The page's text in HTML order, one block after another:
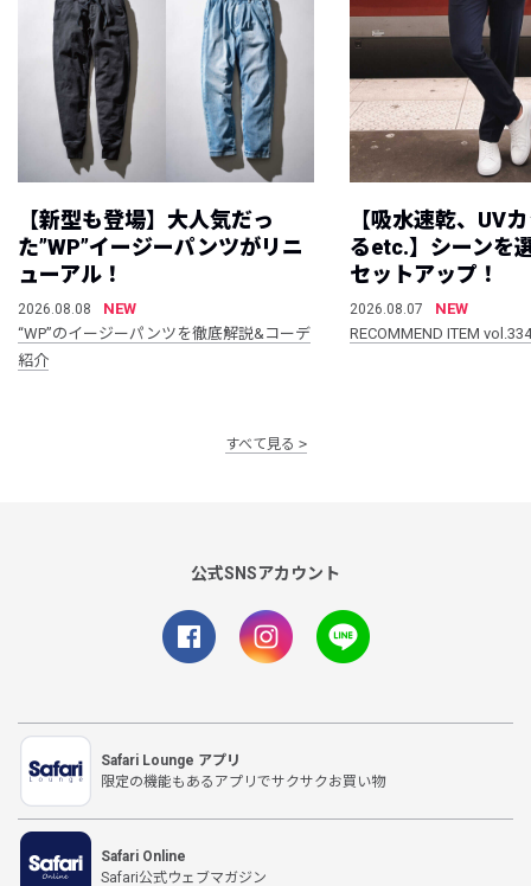
【新型も登場】大人気だっ
た”WP”イージーパンツがリニ
ューアル！
2026.08.08
NEW
“WP”のイージーパンツを徹底解説&コーデ
紹介
【吸水速乾、UV
るetc.】シーンを
セットアップ！
2026.08.07
NEW
RECOMMEND ITEM vol.334
すべて見る
公式SNSアカウント
Safari Lounge アプリ
限定の機能もあるアプリでサクサクお買い物
Safari Online
Safari公式ウェブマガジン